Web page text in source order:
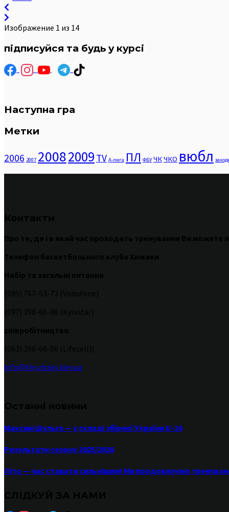
Изображение 1 из 14
підписуйся та будь у курсі
Наступна гра
Метки
2006 2007 20082009 TV А-лига ПЛ ФБУ ЧКЧКО вюбл
info@khyzhaky.kiev.ua
Максим Шульга — у складі збірної України U-16
Результати сезону 2025/2026
Літо — час ставати сильнішим! Ми продовжуємо